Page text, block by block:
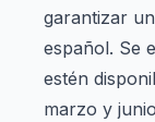
garantizar
español. Se
estén
marzo y